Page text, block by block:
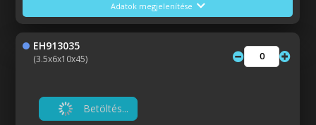
Adatok megjelenítése
EH913035
(3.5x6x10x45)
Betöltés...